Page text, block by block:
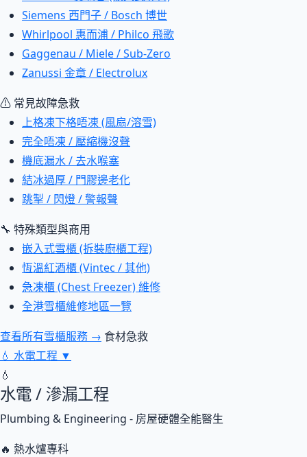
Siemens 西門子 / Bosch 博世
Whirlpool 惠而浦 / Philco 飛歌
Gaggenau / Miele / Sub-Zero
Zanussi 金章 / Electrolux
⚠ 常見故障急救
上格凍下格唔凍 (風扇/溶雪)
完全唔凍 / 壓縮機沒聲
機底漏水 / 去水喉塞
結冰過厚 / 門膠邊老化
跳掣 / 閃燈 / 警報聲
🔧 特殊類型與商用
嵌入式雪櫃 (拆裝廚櫃工程)
恆溫紅酒櫃 (Vintec / 其他)
急凍櫃 (Chest Freezer) 維修
全港雪櫃維修地區一覽
查看所有雪櫃服務 → 食材急救
💧 水電工程 ▼
💧
水電 / 滲漏工程
Plumbing & Engineering - 房屋硬體全能醫生
🔥 熱水爐專科